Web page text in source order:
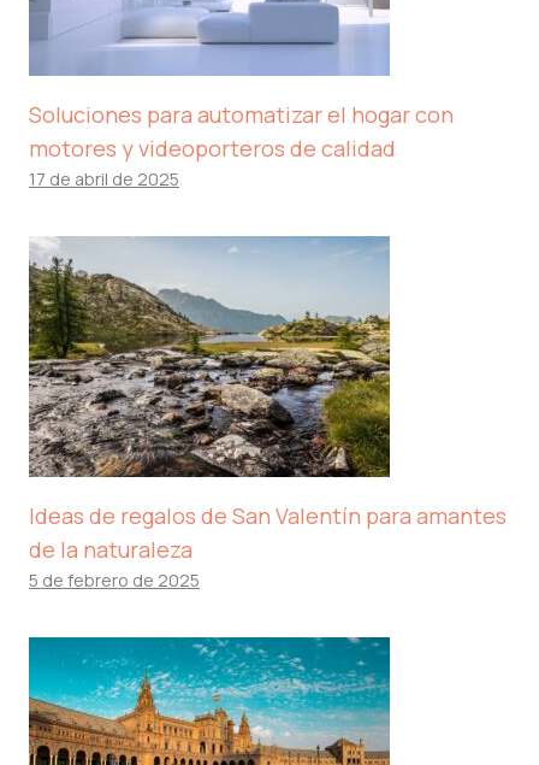
Soluciones para automatizar el hogar con
motores y videoporteros de calidad
17 de abril de 2025
Ideas de regalos de San Valentín para amantes
de la naturaleza
5 de febrero de 2025